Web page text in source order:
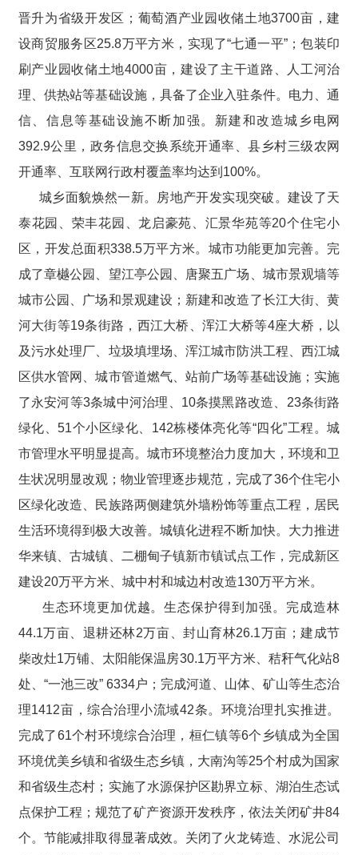
晋升为省级开发区；葡萄酒产业园收储土地3700亩，建
设商贸服务区25.8万平方米，实现了“七通一平”；包装印
刷产业园收储土地4000亩，建设了主干道路、人工河治
理、供热站等基础设施，具备了企业入驻条件。电力、通
信、信息等基础设施不断加强。新建和改造城乡电网
392.9公里，政务信息交换系统开通率、县乡村三级农网
开通率、互联网行政村覆盖率均达到100%。
城乡面貌焕然一新。房地产开发实现突破。建设了天
泰花园、荣丰花园、龙启豪苑、汇景华苑等20个住宅小
区，开发总面积338.5万平方米。城市功能更加完善。完
成了章樾公园、望江亭公园、唐聚五广场、城市景观墙等
城市公园、广场和景观建设；新建和改造了长江大街、黄
河大街等19条街路，西江大桥、浑江大桥等4座大桥，以
及污水处理厂、垃圾填埋场、浑江城市防洪工程、西江城
区供水管网、城市管道燃气、站前广场等基础设施；实施
了永安河等3条城中河治理、10条摸黑路改造、23条街路
绿化、51个小区绿化、142栋楼体亮化等“四化”工程。城
市管理水平明显提高。城市环境整治力度加大，环境和卫
生状况明显改观；物业管理逐步规范，完成了36个住宅小
区绿化改造、民族路两侧建筑外墙粉饰等重点工程，居民
生活环境得到极大改善。城镇化进程不断加快。大力推进
华来镇、古城镇、二棚甸子镇新市镇试点工作，完成新区
建设20万平方米、城中村和城边村改造130万平方米。
生态环境更加优越。生态保护得到加强。完成造林
44.1万亩、退耕还林2万亩、封山育林26.1万亩；建成节
柴改灶1万铺、太阳能保温房30.1万平方米、秸秆气化站8
处、“一池三改” 6334户；完成河道、山体、矿山等生态治
理1412亩，综合治理小流域42条。环境治理扎实推进。
完成了61个村环境综合治理，桓仁镇等6个乡镇成为全国
环境优美乡镇和省级生态乡镇，大南沟等25个村成为国家
和省级生态村；实施了水源保护区勘界立标、湖泊生态试
点保护工程；规范了矿产资源开发秩序，依法关闭矿井84
个。节能减排取得显著成效。关闭了火龙铸造、水泥公司